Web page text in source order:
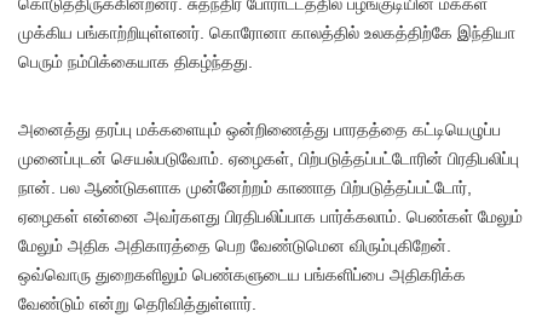
கொடுத்திருக்கின்றனர். சுதந்திர போராட்டத்தில் பழங்குடியின மக்கள்
முக்கிய பங்காற்றியுள்ளனர். கொரோனா காலத்தில் உலகத்திற்கே இந்தியா
பெரும் நம்பிக்கையாக திகழ்ந்தது.
அனைத்து தரப்பு மக்களையும் ஒன்றிணைத்து பாரதத்தை கட்டியெழுப்ப
முனைப்புடன் செயல்படுவோம். ஏழைகள், பிற்படுத்தப்பட்டோரின் பிரதிபலிப்பு
நான். பல ஆண்டுகளாக முன்னேற்றம் காணாத பிற்படுத்தப்பட்டோர்,
ஏழைகள் என்னை அவர்களது பிரதிபலிப்பாக பார்க்கலாம். பெண்கள் மேலும்
மேலும் அதிக அதிகாரத்தை பெற வேண்டுமென விரும்புகிறேன்.
ஒவ்வொரு துறைகளிலும் பெண்களுடைய பங்களிப்பை அதிகரிக்க
வேண்டும் என்று தெரிவித்துள்ளார்.